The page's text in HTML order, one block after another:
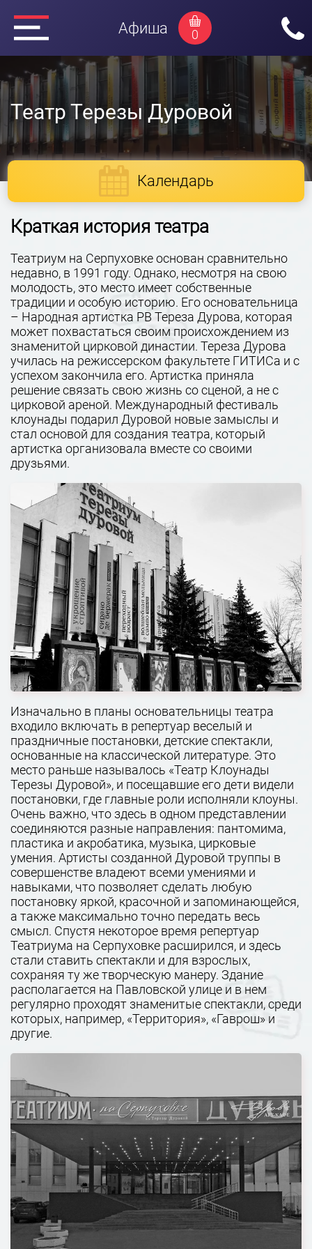
Афиша 0
Театр Терезы Дуровой
Календарь
Краткая история театра
Театриум на Серпуховке основан сравнительно
недавно, в 1991 году. Однако, несмотря на свою
молодость, это место имеет собственные
традиции и особую историю. Его основательница
– Народная артистка РВ Тереза Дурова, которая
может похвастаться своим происхождением из
знаменитой цирковой династии. Тереза Дурова
училась на режиссерском факультете ГИТИСа и с
успехом закончила его. Артистка приняла
решение связать свою жизнь со сценой, а не с
цирковой ареной. Международный фестиваль
клоунады подарил Дуровой новые замыслы и
стал основой для создания театра, который
артистка организовала вместе со своими
друзьями.
Изначально в планы основательницы театра
входило включать в репертуар веселый и
праздничные постановки, детские спектакли,
основанные на классической литературе. Это
место раньше называлось «Театр Клоунады
Терезы Дуровой», и посещавшие его дети видели
постановки, где главные роли исполняли клоуны.
Очень важно, что здесь в одном представлении
соединяются разные направления: пантомима,
пластика и акробатика, музыка, цирковые
умения. Артисты созданной Дуровой труппы в
совершенстве владеют всеми умениями и
навыками, что позволяет сделать любую
постановку яркой, красочной и запоминающейся,
а также максимально точно передать весь
смысл. Спустя некоторое время репертуар
Театриума на Серпуховке расширился, и здесь
стали ставить спектакли и для взрослых,
сохраняя ту же творческую манеру. Здание
располагается на Павловской улице и в нем
регулярно проходят знаменитые спектакли, среди
которых, например, «Территория», «Гаврош» и
другие.